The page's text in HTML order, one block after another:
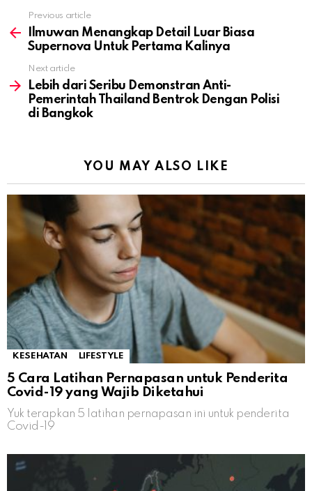
more
Previous article
Ilmuwan Menangkap Detail Luar Biasa
Supernova Untuk Pertama Kalinya
Next article
Lebih dari Seribu Demonstran Anti-
Pemerintah Thailand Bentrok Dengan Polisi
di Bangkok
YOU MAY ALSO LIKE
KESEHATAN LIFESTYLE
5 Cara Latihan Pernapasan untuk Penderita
Covid-19 yang Wajib Diketahui
Yuk terapkan 5 latihan pernapasan ini untuk penderita
Covid-19